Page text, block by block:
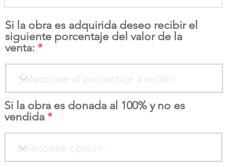
Si la obra es adquirida deseo recibir el
siguiente porcentaje del valor de la
venta:
Si la obra es donada al 100% y no es
vendida